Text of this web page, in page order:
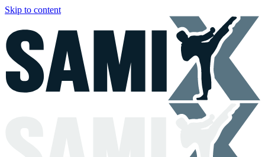
Skip to content